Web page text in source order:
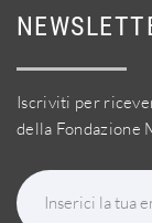
Iscriviti per
della Fondazione
Inserici la tua